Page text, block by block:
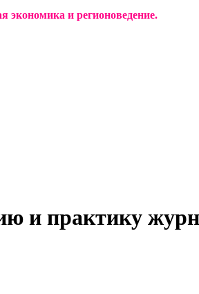
экономика и регионоведение.
и практику